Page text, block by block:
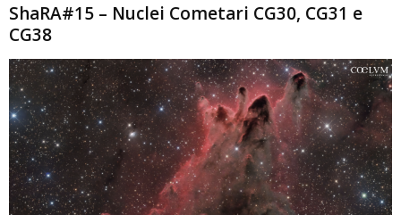
ShaRA#15 – Nuclei Cometari CG30, CG31 e
CG38